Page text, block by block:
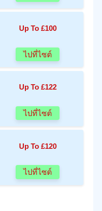
Up To £100
ไปที่ไซต์
Up To £122
ไปที่ไซต์
Up To £120
ไปที่ไซต์